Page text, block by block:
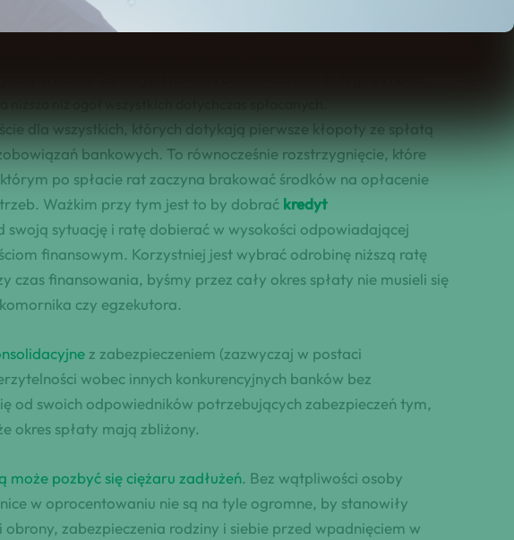
dla wszystkich, których dotykają pierwsze kłopoty ze spłatą
bankowych. To równocześnie rozstrzygnięcie, które
po spłacie rat zaczyna brakować środków na opłacenie
Ważkim przy tym jest to by dobrać kredyt
swoją sytuację i ratę dobierać w wysokości odpowiadającej
finansowym. Korzystniej jest wybrać odrobinę niższą ratę
czas finansowania, byśmy przez cały okres spłaty nie musieli się
czy egzekutora.
z zabezpieczeniem (zazwyczaj w postaci
wobec innych konkurencyjnych banków bez
od swoich odpowiedników potrzebujących zabezpieczeń tym,
okres spłaty mają zbliżony.
może pozbyć się ciężaru zadłużeń. Bez wątpliwości osoby
w oprocentowaniu nie są na tyle ogromne, by stanowiły
zabezpieczenia rodziny i siebie przed wpadnięciem w